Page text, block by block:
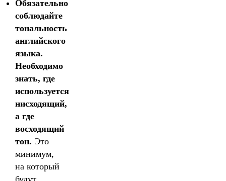
Обязательно
соблюдайте
тональность
английского
языка.
Необходимо
знать, где
используется
нисходящий,
а где
восходящий
тон. Это
минимум,
на который
будут